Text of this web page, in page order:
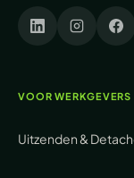
VOOR WERKGEVERS
Uitzenden &